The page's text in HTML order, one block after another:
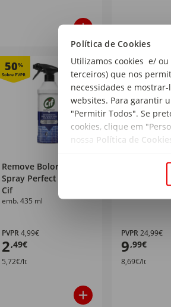
Política de Cookies
Utilizamos cookies e/
terceiros) que nos
necessidades e
websites. Para garantir
"Permitir Todos". Se
cookies, clique em
nossa Política de
50%
Remove Bolores
Spray Perfect Finish
Cif
emb. 435 ml
PVPR4,99€
2,49€
5,72€/lt
60%
Máquina
PVPR24,99€
9,99€
8,69€/lt